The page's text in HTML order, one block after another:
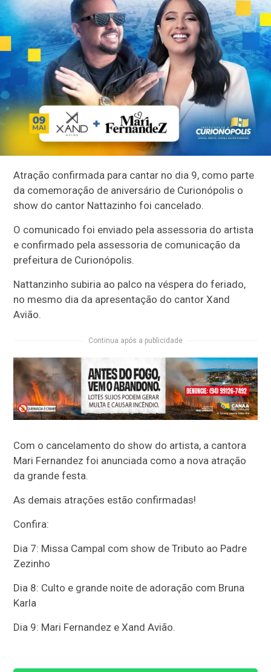
Atração confirmada para cantar no dia 9, como parte
da comemoração de aniversário de Curionópolis o
show do cantor Nattazinho foi cancelado.
O comunicado foi enviado pela assessoria do artista
e confirmado pela assessoria de comunicação da
prefeitura de Curionópolis.
Nattanzinho subiria ao palco na véspera do feriado,
no mesmo dia da apresentação do cantor Xand
Avião.
Continua após a publicidade
Com o cancelamento do show do artista, a cantora
Mari Fernandez foi anunciada como a nova atração
da grande festa.
As demais atrações estão confirmadas!
Confira:
Dia 7: Missa Campal com show de Tributo ao Padre
Zezinho
Dia 8: Culto e grande noite de adoração com Bruna
Karla
Dia 9: Mari Fernandez e Xand Avião.